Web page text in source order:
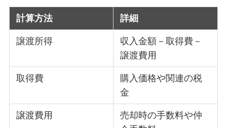
計算方法 詳細
譲渡所得
収入金額－取得費－
譲渡費用
取得費
購入価格や関連の税
金
譲渡費用
売却時の手数料や仲